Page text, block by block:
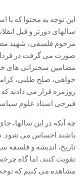
این توجه به محتوا که با
سالهای دورتر و قبل
مرحوم فلسفی، شهید
صورت می گرفت در فردای
مضامین سخنرانی های
خواهی، صلح طلبی،
روزمره قرار می دادند
فیرحی استاد علوم
چه آنکه در این سالها،
باشند احساس می شود.
تاریخ، اندیشه و فلسفه
تقویت کنند، اما گاه
مشاهده می کنیم که توجه